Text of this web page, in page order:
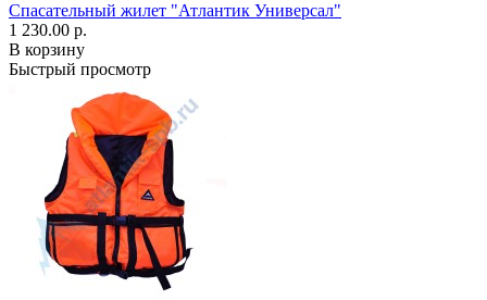
Спасательный жилет "Атлантик Универсал"
1 230.00 р.
В корзину
Быстрый просмотр